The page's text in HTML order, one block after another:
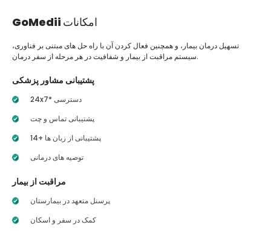
GoMedii امکانات
تسهیل درمان بیمار، و همچنین فعال کردن آن با راه حل های مبتنی بر فناوری،
سیستم مراقبت از بیمار و شفافیت در هر مرحله از سفر درمان.
پشتیبانی مشاور پزشکی
24x7* دسترسی
پشتیبانی تماس و چت
14+ پشتیبانی از زبان ها
توصیه های درمانی
مراقبت از بیمار
پرسنل متعهد در بیمارستان
کمک در سفر و اسکان